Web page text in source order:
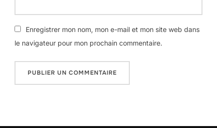
Enregistrer mon nom, mon e-mail et mon site web dans
le navigateur pour mon prochain commentaire.